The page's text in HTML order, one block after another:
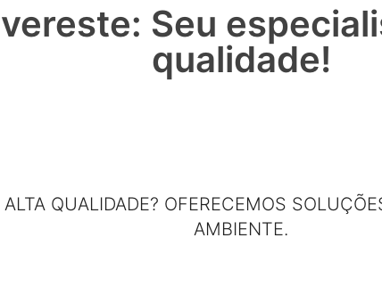
Seu
qualidade!
QUALIDADE? OFERECEMOS
AMBIENTE.